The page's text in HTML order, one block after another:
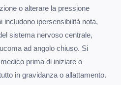
o alterare la pressione
includono ipersensibilità nota,
sistema nervoso centrale,
ad angolo chiuso. Si
prima di iniziare o
in gravidanza o allattamento.